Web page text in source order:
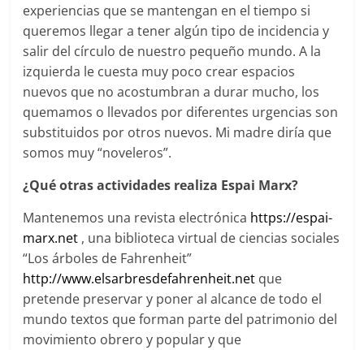
experiencias que se mantengan en el tiempo si
queremos llegar a tener algún tipo de incidencia y
salir del círculo de nuestro pequeño mundo. A la
izquierda le cuesta muy poco crear espacios
nuevos que no acostumbran a durar mucho, los
quemamos o llevados por diferentes urgencias son
substituidos por otros nuevos. Mi madre diría que
somos muy “noveleros”.
¿Qué otras actividades realiza Espai Marx?
Mantenemos una revista electrónica https://espai-
marx.net , una biblioteca virtual de ciencias sociales
“Los árboles de Fahrenheit”
http://www.elsarbresdefahrenheit.net que
pretende preservar y poner al alcance de todo el
mundo textos que forman parte del patrimonio del
movimiento obrero y popular y que